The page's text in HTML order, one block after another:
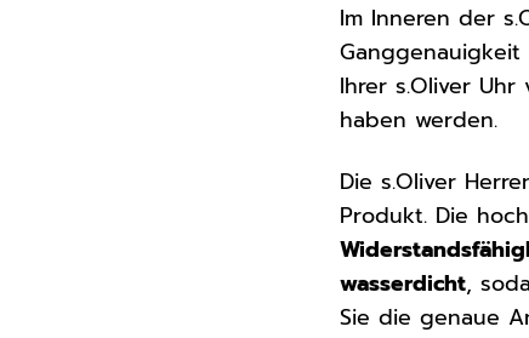
Im Inneren der
Ihrer s.Oliver
haben werden.
Die s.Oliver
Produkt. Die
wasserdicht,
Sie die genaue